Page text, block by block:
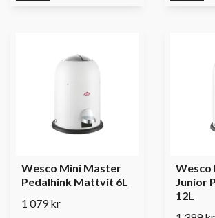
Wesco Mini Master
Pedalhink Mattvit 6L
1 079 kr
Wesco
Junior
12L